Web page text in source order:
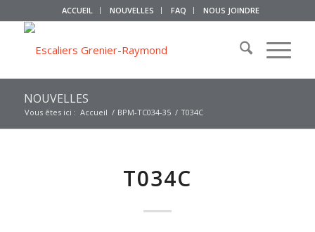
ACCUEIL NOUVELLES FAQ NOUS JOINDRE
NOUVELLES
Vous êtes ici : Accueil / BPM-TC034-35 / T034C
T034C